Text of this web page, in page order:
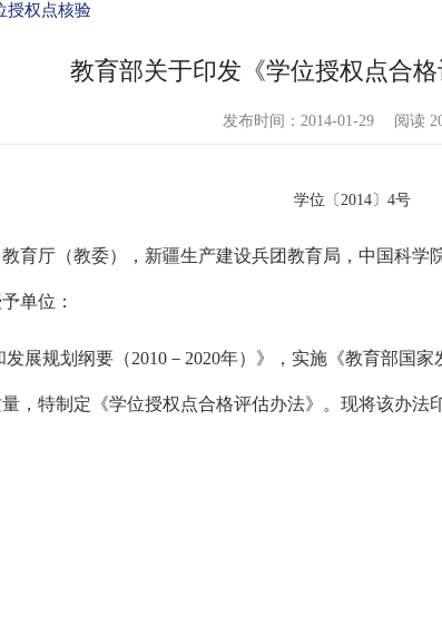
授权点核验
教育部关于印发《学位授权点合
发布时间：2014-01-29 阅读
学位〔2014〕4号
育厅（教委），新疆生产建设兵团教育局，中国科
单位：
展规划纲要（2010 － 2020年）》，实施《教育部国家
，特制定《学位授权点合格评估办法》。现将该办法